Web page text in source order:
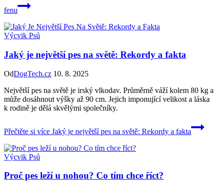
fenu
Výcvik Psů
Jaký je největší pes na světě: Rekordy a fakta
OdDogTech.cz 10. 8. 2025
Největší pes na světě je irský vlkodav. Průměrně váží kolem 80 kg a
může dosáhnout výšky až 90 cm. Jejich imponující velikost a láska
k rodině je dělá skvělými společníky.
Přečtěte si více Jaký je největší pes na světě: Rekordy a fakta
Výcvik Psů
Proč pes leží u nohou? Co tím chce říct?